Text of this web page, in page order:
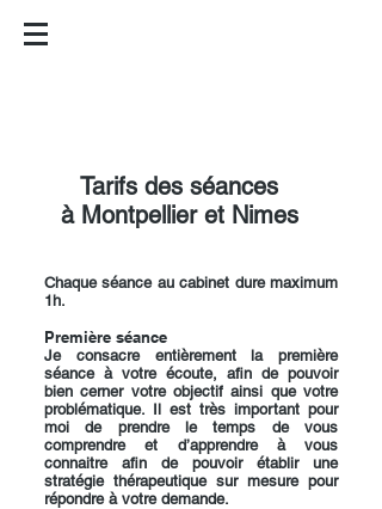
Tarifs des séances
à Montpellier et Nimes
Chaque séance au cabinet dure maximum
1h.
Première séance
Je consacre entièrement la première
séance à votre écoute, afin de pouvoir
bien cerner votre objectif ainsi que votre
problématique. Il est très important pour
moi de prendre le temps de vous
comprendre et d’apprendre à vous
connaitre afin de pouvoir établir une
stratégie thérapeutique sur mesure pour
répondre à votre demande.